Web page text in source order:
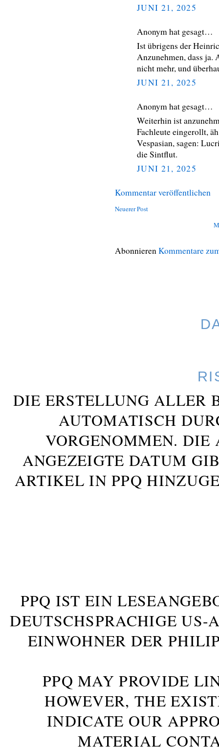
JUNI 21, 2025
Anonym hat gesagt…
Ist übrigens der
Anzunehmen, dass ja.
nicht mehr, und
JUNI 21, 2025
Anonym hat gesagt…
Weiterhin ist
Fachleute eingerollt,
Vespasian, sagen:
die Sintflut.
JUNI 21, 2025
Kommentar veröffentlichen
Neuerer Post
AbonnierenKommentare
DIE ERSTELLUNG ALLER
AUTOMATISCH
VORGENOMMEN. DIE
ANGEZEIGTE DATUM
ARTIKEL IN PPQ
PPQ IST EIN
DEUTSCHSPRACHIGE US-
INWOHNER DER
PPQ MAY PROVIDE
HOWEVER, THE
INDICATE OUR
MATERIAL